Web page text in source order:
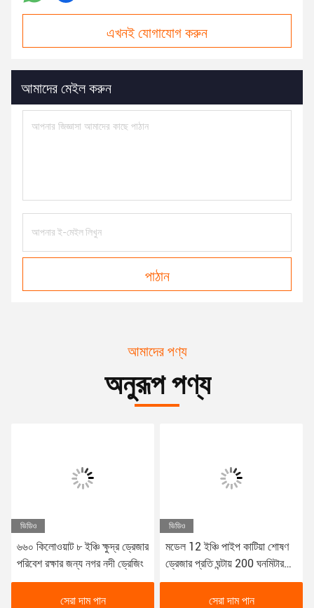
এখনই যোগাযোগ করুন
আমাদের মেইল করুন
পাঠান
আমাদের পণ্য
অনুরূপ পণ্য
ভিডিও
৬৬০ কিলোওয়াট ৮ ইঞ্চি ক্ষুদ্র ড্রেজার
পরিবেশ রক্ষার জন্য নগর নদী ড্রেজিং
সেরা দাম পান
ভিডিও
মডেল 12 ইঞ্চি পাইপ কাটিয়া শোষণ
ড্রেজার প্রতি ঘন্টায় 200 ঘনমিটার
আউটপুট সঙ্গে
সেরা দাম পান